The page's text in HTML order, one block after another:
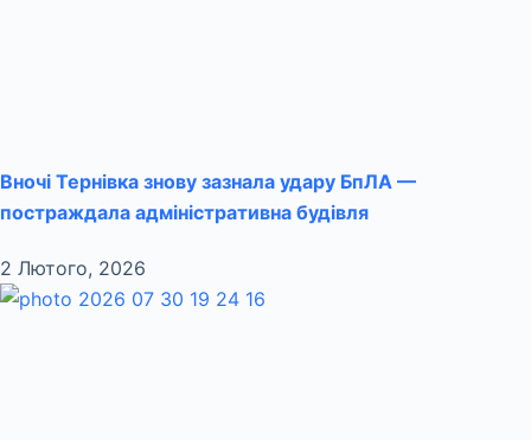
Вночі Тернівка знову зазнала удару БпЛА —
постраждала адміністративна будівля
2 Лютого, 2026